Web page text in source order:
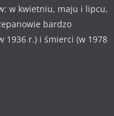
w kwietniu, maju i lipcu,
bardzo
1936 r.) i śmierci (w 1978